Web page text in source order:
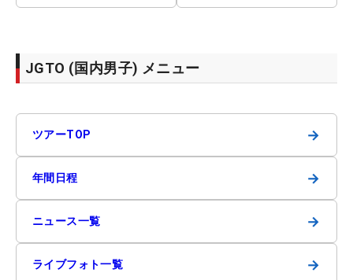
JGTO (国内男子) メニュー
ツアーTOP →
年間日程 →
ニュース一覧 →
ライブフォト一覧 →